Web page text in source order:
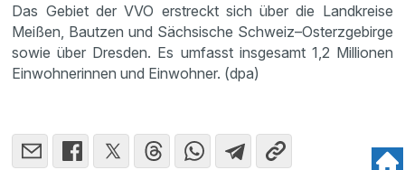
Das Gebiet der VVO erstreckt sich über die Landkreise
Meißen, Bautzen und Sächsische Schweiz–Osterzgebirge
sowie über Dresden. Es umfasst insgesamt 1,2 Millionen
Einwohnerinnen und Einwohner. (dpa)